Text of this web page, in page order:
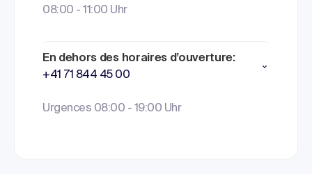
08:00 - 11:00 Uhr
En dehors des horaires d’ouverture:
+41 71 844 45 00
Urgences 08:00 - 19:00 Uhr